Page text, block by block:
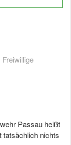
Freiwillige
Passau heißt
tatsächlich nichts